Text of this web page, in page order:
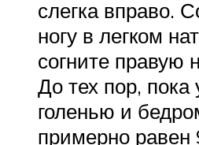
слегка вправо.
ногу в легком
согните правую
До тех пор, пока
голенью и
примерно равен